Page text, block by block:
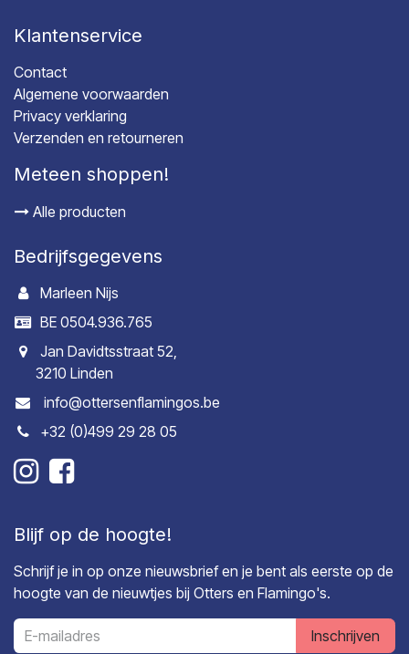
Klantenservice
Contact
Algemene voorwaarden
Privacy verklaring
Verzenden en retourneren
Meteen shoppen!
Alle producten
Bedrijfsgegevens
Marleen Nijs
BE 0504.936.765
Jan Davidtsstraat 52,
3210 Linden
info@ottersenflamingos.be
+32 (0)499 29 28 05
Blijf op de hoogte!
Schrijf je in op onze nieuwsbrief en je bent als eerste op de
hoogte van de nieuwtjes bij Otters en Flamingo's.
Inschrijven